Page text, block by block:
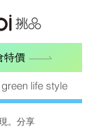
特價
life style
。分享